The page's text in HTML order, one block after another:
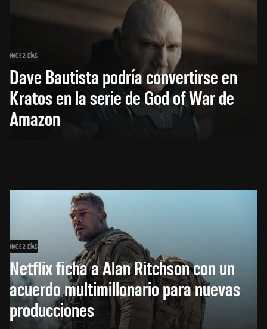
HACE 2 DÍAS
Dave Bautista podría convertirse en
Kratos en la serie de God of War de
Amazon
HACE 2 DÍAS
Netflix ficha a Alan Ritchson con un
acuerdo multimillonario para nuevas
producciones